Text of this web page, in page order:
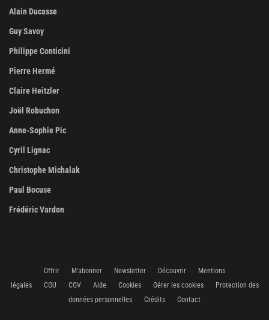
Alain Ducasse
Guy Savoy
Philippe Conticini
Pierre Hermé
Claire Heitzler
Joël Robuchon
Anne-Sophie Pic
Cyril Lignac
Christophe Michalak
Paul Bocuse
Frédéric Vardon
Offrir M'abonner Newsletter Découvrir
Mentions
légales
CGU CGV Aide Cookies Gérer les cookies
Protection des
données personnelles
Crédits Contact